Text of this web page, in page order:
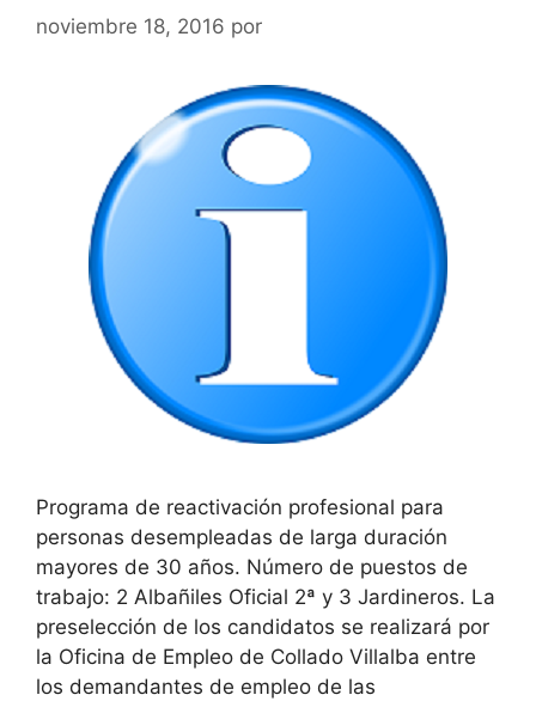
noviembre 18, 2016 por
Programa de reactivación profesional para
personas desempleadas de larga duración
mayores de 30 años. Número de puestos de
trabajo: 2 Albañiles Oficial 2ª y 3 Jardineros. La
preselección de los candidatos se realizará por
la Oficina de Empleo de Collado Villalba entre
los demandantes de empleo de las